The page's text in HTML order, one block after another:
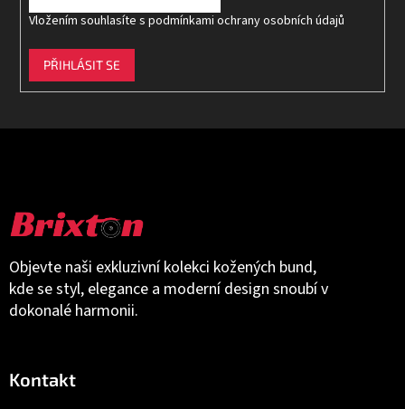
Objevte naši exkluzivní kolekci kožených bund,
kde se styl, elegance a moderní design snoubí v
dokonalé harmonii.
Kontakt
Vložením souhlasíte s podmínkami ochrany osobních údajů
PŘIHLÁSIT SE